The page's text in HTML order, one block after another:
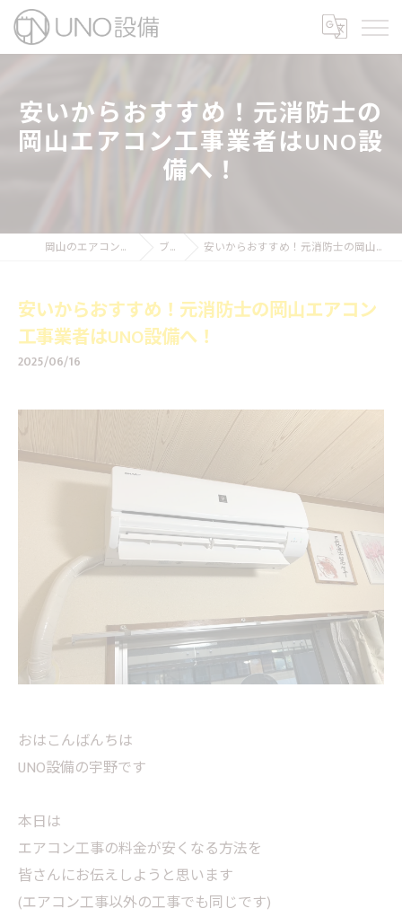
安いからおすすめ！元消防士の
岡山エアコン工事業者はUNO設
備へ！
岡山のエアコン工事ならUNO設備 ブログ 安いからおすすめ！元消防士の岡山エアコン工事業者はUNO設備へ！
安いからおすすめ！元消防士の岡山エアコン
工事業者はUNO設備へ！
2025/06/16
おはこんばんちは
UNO設備の宇野です
本日は
エアコン工事の料金が安くなる方法を
皆さんにお伝えしようと思います
(エアコン工事以外の工事でも同じです)